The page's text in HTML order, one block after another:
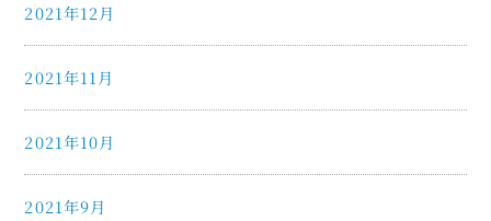
2021年12月
2021年11月
2021年10月
2021年9月